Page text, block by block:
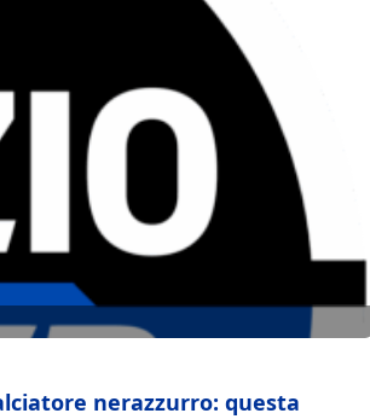
nerazzurro: questa